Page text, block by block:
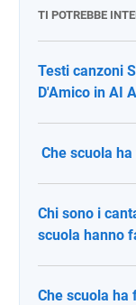
TI POTREBBE
Testi canzoni
D'Amico in AI
Che scuola
Chi sono i
scuola hanno
Che scuola ha